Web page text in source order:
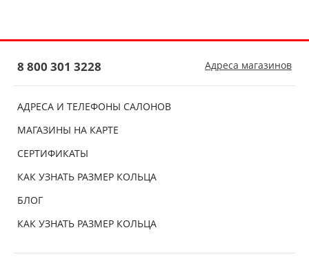
АДРЕСА И ТЕЛЕФОНЫ САЛОНОВ
МАГАЗИНЫ НА КАРТЕ
СЕРТИФИКАТЫ
КАК УЗНАТЬ РАЗМЕР КОЛЬЦА
БЛОГ
КАК УЗНАТЬ РАЗМЕР КОЛЬЦА
8 800 301 3228 Адреса магазинов